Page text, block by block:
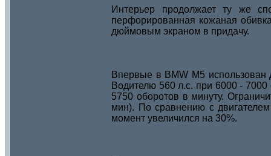
Интерьер продолжает ту же
перфорированная кожаная
дюймовым экраном в придачу.
Впервые в BMW M5 использован
Водителю 560 л.с. при 6000 -
5750 оборотов в минуту.
мин). По сравнению с
момент увеличился на 30%.